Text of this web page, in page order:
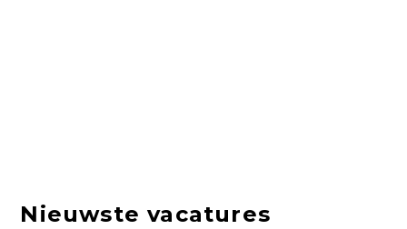
Nieuwste vacatures